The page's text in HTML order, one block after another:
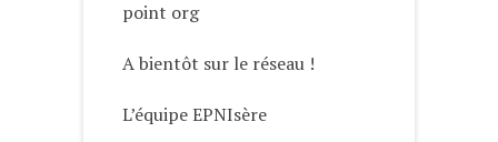
point org
A bientôt sur le réseau !
L’équipe EPNIsère